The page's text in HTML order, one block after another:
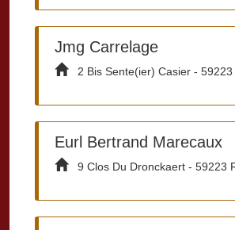
Jmg Carrelage
2 Bis Sente(ier) Casier - 59223
Eurl Bertrand Marecaux
9 Clos Du Dronckaert - 59223